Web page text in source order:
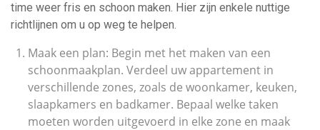
time weer fris en schoon maken. Hier zijn enkele nuttige
richtlijnen om u op weg te helpen.
Maak een plan: Begin met het maken van een
schoonmaakplan. Verdeel uw appartement in
verschillende zones, zoals de woonkamer, keuken,
slaapkamers en badkamer. Bepaal welke taken
moeten worden uitgevoerd in elke zone en maak